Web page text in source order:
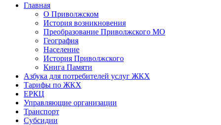
Главная
О Приволжском
История возникновения
Преобразование Приволжского МО
География
Население
История Приволжского
Книга Памяти
Азбука для потребителей услуг ЖКХ
Тарифы по ЖКХ
ЕРКЦ
Управляющие организации
Транспорт
Субсидии